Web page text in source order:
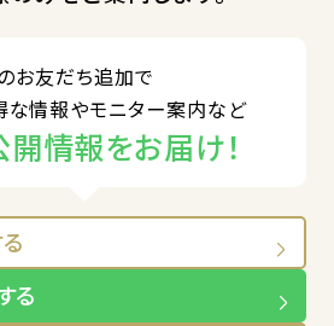
お友だち追加で
な情報やモニター案内など
情報をお届け！
る